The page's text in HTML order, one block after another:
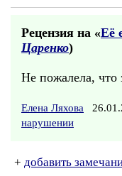
Рецензия на «Её
Царенко)
Не пожалела,
Елена Ляхова
нарушении
+ добавить